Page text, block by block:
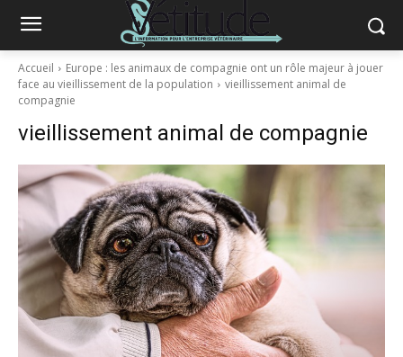
Accueil
Europe : les animaux de compagnie ont un rôle majeur à jouer
face au vieillissement de la population
vieillissement animal de
compagnie
vieillissement animal de compagnie